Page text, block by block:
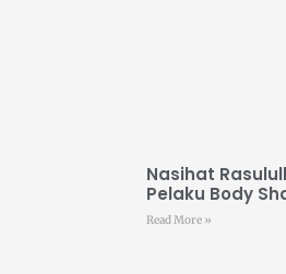
Nasihat
Pelaku Body
Read More »